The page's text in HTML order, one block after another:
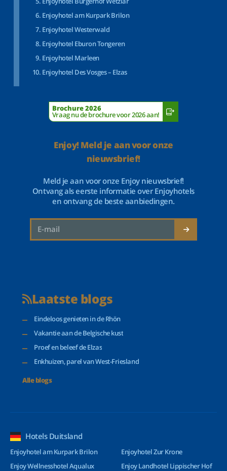
Enjoyhotel am Kurpark Brilon
Enjoyhotel Westerwald
Enjoyhotel Eburon Tongeren
Enjoyhotel Marleen
Enjoyhotel Des Vosges – Elzas
Brochure 2026
Vraag nu de brochure voor 2026 aan!
Enjoy! Meld je aan voor onze
nieuwsbrief!
Meld je aan voor onze Enjoy nieuwsbrief!
Ontvang als eerste informatie over Enjoyhotels
en ontvang de beste aanbiedingen.
Laatste blogs
Eindeloos genieten in de Rhön
Vakantie aan de Belgische kust
Proef en beleef de Elzas
Enkhuizen, parel van West-Friesland
Alle blogs
Hotels Duitsland
Enjoyhotel am Kurpark Brilon
Enjoy Wellnesshotel Aqualux
Enjoyhotel Zur Krone
Enjoy Landhotel Lippischer Hof